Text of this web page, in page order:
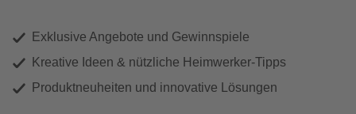
Exklusive Angebote und Gewinnspiele
Kreative Ideen & nützliche Heimwerker-Tipps
Produktneuheiten und innovative Lösungen